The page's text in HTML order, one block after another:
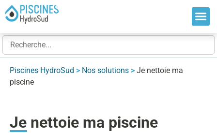
Piscines HydroSud > Nos solutions > Je nettoie ma
piscine
Je nettoie ma piscine